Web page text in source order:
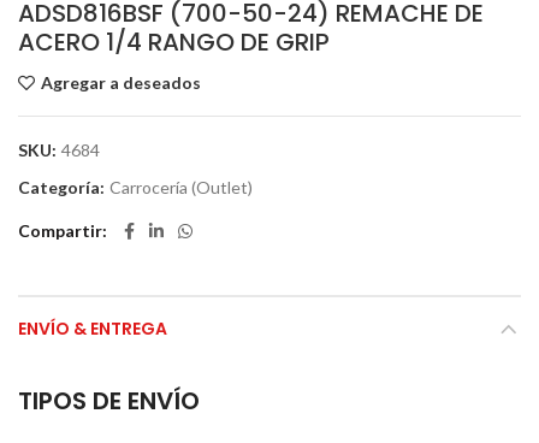
ADSD816BSF (700-50-24) REMACHE DE
ACERO 1/4 RANGO DE GRIP
Agregar a deseados
SKU: 4684
Categoría: Carrocería (Outlet)
Compartir
ENVÍO & ENTREGA
TIPOS DE ENVÍO